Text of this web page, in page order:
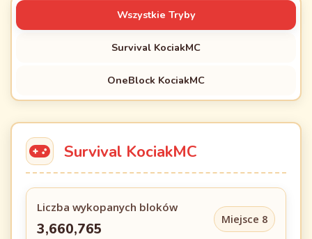
Wszystkie Tryby
Survival KociakMC
OneBlock KociakMC
Survival KociakMC
Liczba wykopanych bloków
3,660,765
Miejsce 8